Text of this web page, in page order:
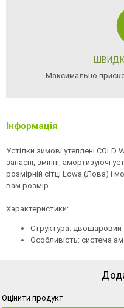
Максимально
Інформація
Устілки зимові утеплені COLD
запасні, змінні, амортизуючі
розмірній сітці Lowa (Лова) і
вам розмір.
Характеристики:
Структура: двошаровий
Особливість: система
Оцінити продукт